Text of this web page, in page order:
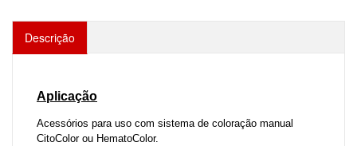
Descrição
Aplicação
Acessórios para uso com sistema de coloração manual
CitoColor ou HematoColor.